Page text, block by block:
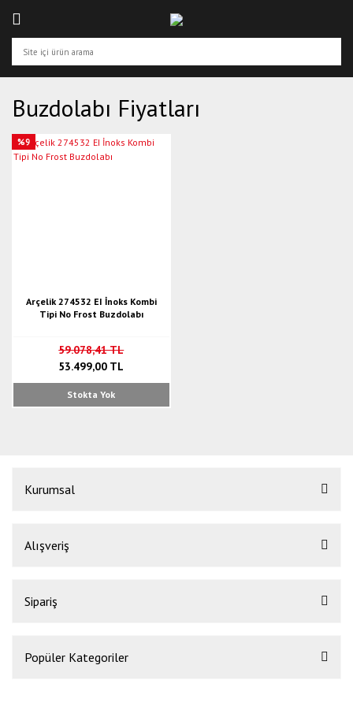
Buzdolabı Fiyatları
%9
Arçelik 274532 EI İnoks Kombi
Tipi No Frost Buzdolabı
59.078,41 TL
53.499,00 TL
Stokta Yok
Kurumsal
Alışveriş
Sipariş
Popüler Kategoriler